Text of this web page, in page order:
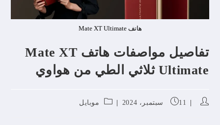
هاتف Mate XT Ultimate
تفاصيل مواصفات هاتف Mate XT
Ultimate ثلاثي الطي من هواوي
11 سبتمبر، 2024 موبايل